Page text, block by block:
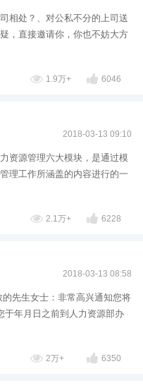
相处？、对公私不分的上司送
，直接邀请你，你也不妨大方
1.9万+ 6046
2018-03-13 09:10
资源管理六大模块，是通过模
理工作所涵盖的内容进行的一
2.1万+ 6228
2018-03-13 08:58
先生女士：非常高兴通知您将
于年月日之前到人力资源部办
2万+ 6350